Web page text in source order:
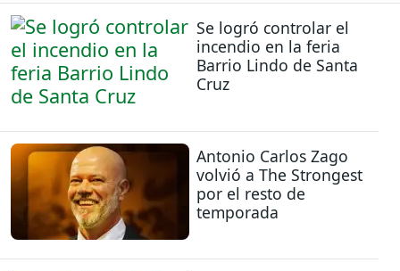
Se logró controlar el
incendio en la feria
Barrio Lindo de Santa
Cruz
Antonio Carlos Zago
volvió a The Strongest
por el resto de
temporada